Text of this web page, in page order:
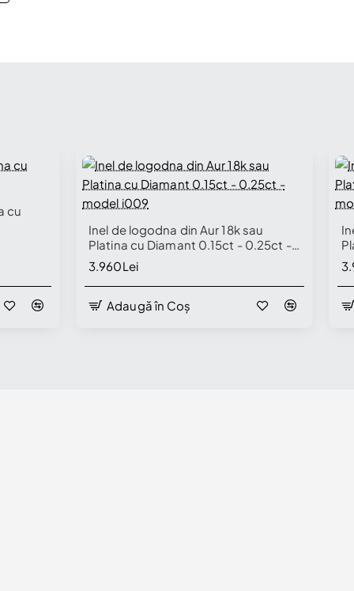
fast
cu
🔥 Selling fast
Inel de logodna din Aur 18k sau
Platina cu Diamant 0.15ct - 0.25ct -
model i009
3.960Lei
Adaugă în Coș